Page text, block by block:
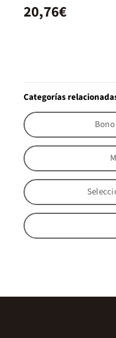
20,76€
Categorías